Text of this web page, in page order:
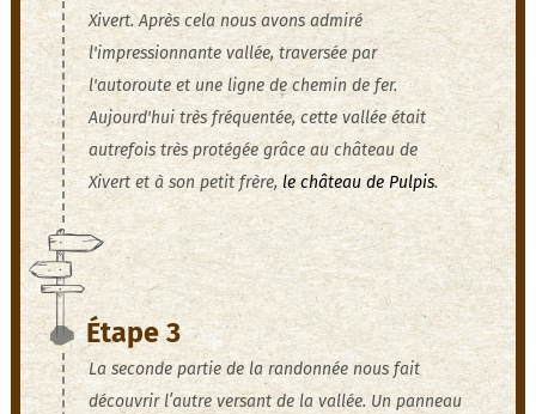
Xivert. Après cela nous avons admiré
l'impressionnante vallée, traversée par
l'autoroute et une ligne de chemin de fer.
Aujourd'hui très fréquentée, cette vallée était
autrefois très protégée grâce au château de
Xivert et à son petit frère, le château de Pulpis.
Étape 3
La seconde partie de la randonnée nous fait
découvrir l’autre versant de la vallée. Un panneau